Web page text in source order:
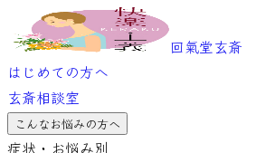
回氣堂玄斎
はじめての方へ
玄斎相談室
こんなお悩みの方へ
症状・お悩み別